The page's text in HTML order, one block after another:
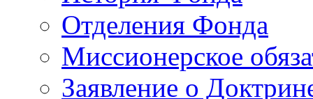
Отделения Фонда
Миссионерское
Заявление о